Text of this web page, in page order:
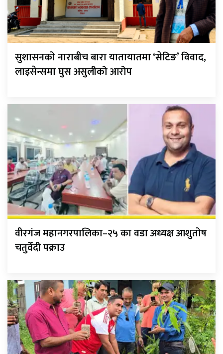
सुशासनको नाराबीच बारा यातायातमा ‘सेटिङ’ विवाद,
लाइसेन्समा घुस असुलीको आरोप
वीरगंज महानगरपालिका–२५ का वडा अध्यक्ष आशुतोष
चतुर्वेदी पक्राउ